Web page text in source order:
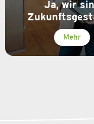
Ja, wir
Mehr